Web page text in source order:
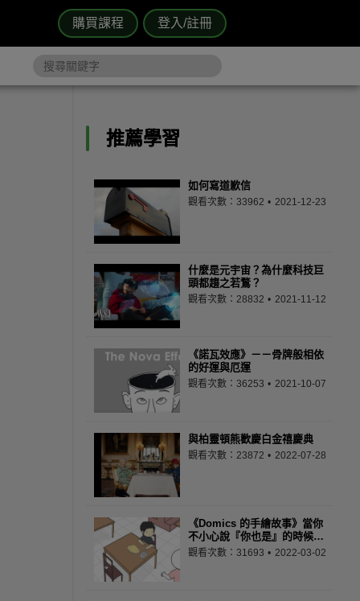
購買課程 登入/註冊
推薦學習
如何寫道歉信
觀看次數：33962 2021-12-23
什麼是元宇宙？為什麼科技巨
頭都趨之若鶩？
觀看次數：28832 2021-11-12
《諾瓦效應》－－骨牌般相依
的好運與厄運
觀看次數：36253 2021-10-07
與柏靈頓熊歡慶白金禧慶典
觀看次數：23872 2022-07-28
《Domics 的手繪故事》當你
不小心說『你也是』的時候…
觀看次數：31693 2022-03-02